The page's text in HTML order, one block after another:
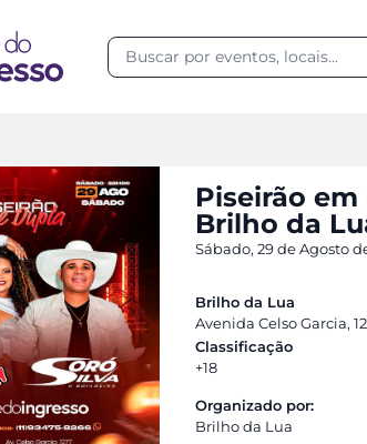
Piseirão
Brilho da
Sábado, 29 de Agosto
Brilho da Lua
Avenida Celso Garcia,
Classificação
+18
Organizado por:
Brilho da Lua